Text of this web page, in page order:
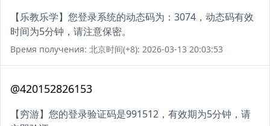
【乐教乐学】您登录系统的动态码为：3074，动态码有效
时间为5分钟，请注意保密。
Время получения: 北京时间(+8): 2026-03-13 20:03:53
@420152826153
【穷游】您的登录验证码是991512，有效期为5分钟，请